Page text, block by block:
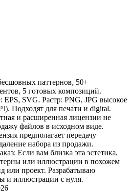
паттернов, 50+
5 готовых композиций.
EPS, SVG. Растр: PNG, JPG высокое
Подходят для печати и digital.
и расширенная лицензии не
файлов в исходном виде.
предполагает передачу
набора из продажи.
Если вам близка эта эстетика,
или иллюстрации в похожем
или проект. Разрабатываю
и иллюстрации с нуля.